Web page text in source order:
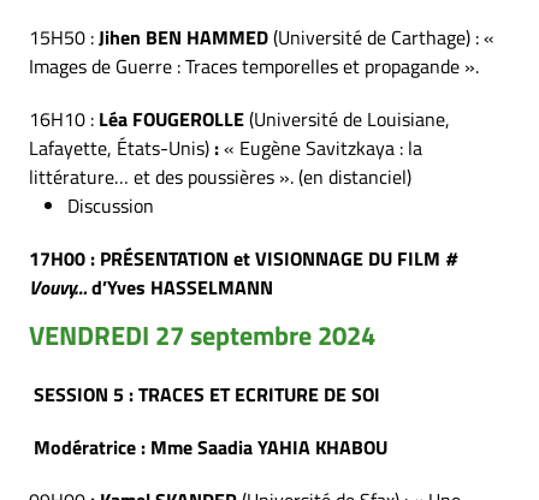
15H50 :Jihen BEN HAMMED(Université de Carthage) : «
Images de Guerre : Traces temporelles et propagande ».
16H10 : Léa FOUGEROLLE(Université de Louisiane,
Lafayette, États-Unis):« Eugène Savitzkaya : la
littérature… et des poussières ». (en distanciel)
Discussion
17H00 : PRÉSENTATION et VISIONNAGE DU FILM #
Vouvy…d’Yves HASSELMANN
VENDREDI 27 septembre 2024
SESSION 5 : TRACES ET ECRITURE DE SOI
Modératrice : Mme Saadia YAHIA KHABOU